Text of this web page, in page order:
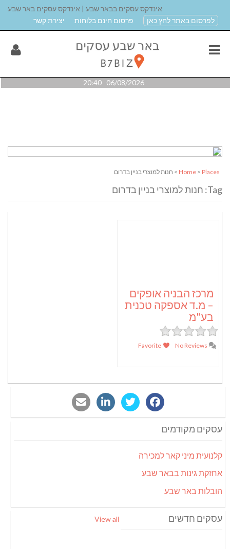
אינדקס עסקים בבאר שבע | אינדקס עסקים באר שבע
לפרסום באתר לחץ כאן
פרסום חינם בלוחות יצירת קשר
06/08/2026 20:40
Home > Places > חנות למוצרי בניין בדרום
Tag: חנות למוצרי בניין בדרום
מרכז הבניה אופקים
– מ.ד אספקה טכנית
בע"מ
עסקים מקודמים
קלנועית מיני קאר למכירה
אחזקת גינות בבאר שבע
הובלות באר שבע
עסקים חדשים View all